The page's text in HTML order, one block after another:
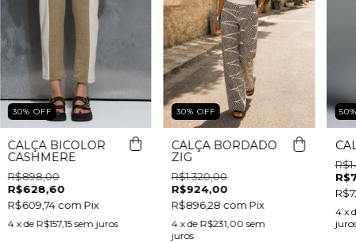
30% OFF
CALÇA BICOLOR
CASHMERE
R$898,00
R$628,60
R$609,74com Pix
4 x de R$157,15 sem juros
30% OFF
CALÇA BORDADO
ZIG
R$1.320,00
R$924,00
R$896,28 com Pix
4 x de R$231,00 sem
juros
50
4 x